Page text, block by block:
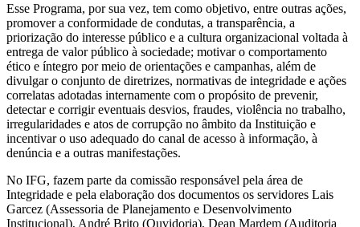
Esse Programa, por sua vez, tem como objetivo, entre outras ações,
promover a conformidade de condutas, a transparência, a
priorização do interesse público e a cultura organizacional voltada à
entrega de valor público à sociedade; motivar o comportamento
ético e íntegro por meio de orientações e campanhas, além de
divulgar o conjunto de diretrizes, normativas de integridade e ações
correlatas adotadas internamente com o propósito de prevenir,
detectar e corrigir eventuais desvios, fraudes, violência no trabalho,
irregularidades e atos de corrupção no âmbito da Instituição e
incentivar o uso adequado do canal de acesso à informação, à
denúncia e a outras manifestações.
No IFG, fazem parte da comissão responsável pela área de
Integridade e pela elaboração dos documentos os servidores Lais
Garcez (Assessoria de Planejamento e Desenvolvimento
Institucional), André Brito (Ouvidoria), Dean Mardem (Auditoria